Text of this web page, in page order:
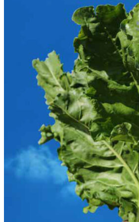
Comeback för Betdagen
Kemiföretagen om framtiden
Utveckling i praktiken